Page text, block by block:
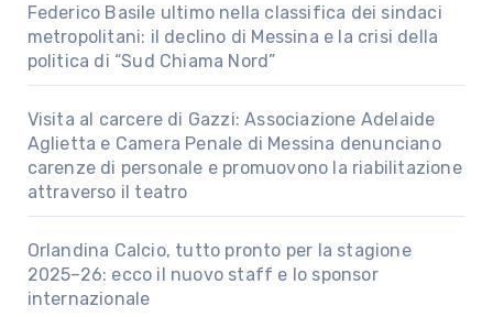
Federico Basile ultimo nella classifica dei sindaci
metropolitani: il declino di Messina e la crisi della
politica di “Sud Chiama Nord”
Visita al carcere di Gazzi: Associazione Adelaide
Aglietta e Camera Penale di Messina denunciano
carenze di personale e promuovono la riabilitazione
attraverso il teatro
Orlandina Calcio, tutto pronto per la stagione
2025–26: ecco il nuovo staff e lo sponsor
internazionale